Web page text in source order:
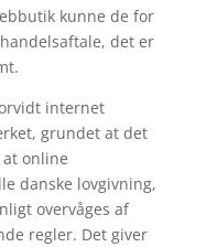
kunne de for
det er
internet
grundet at det
online
danske lovgivning,
overvåges af
regler. Det giver